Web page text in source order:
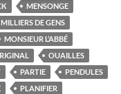
MENSONGE
MILLIERS DE GENS
MONSIEUR L’ABBÉ
OUAILLES
PARTIE
PENDULES
PLANIFIER